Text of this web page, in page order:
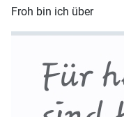
Froh bin ich über